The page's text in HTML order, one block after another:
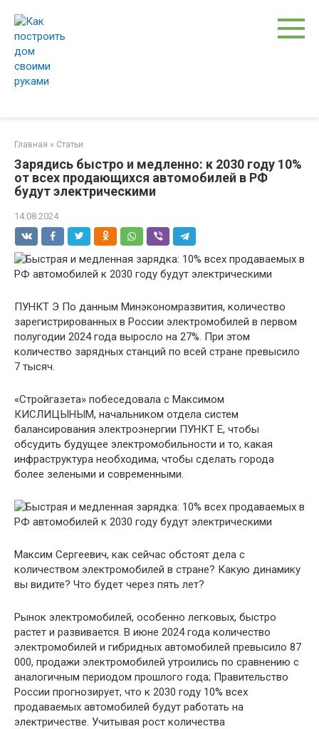
контенту
Главная » Статьи
Зарядись быстро и медленно: к 2030 году 10%
от всех продающихся автомобилей в РФ
будут электрическими
14.08.2024
ПУНКТ Э По данным Минэкономразвития, количество
зарегистрированных в России электромобилей в первом
полугодии 2024 года выросло на 27%. При этом
количество зарядных станций по всей стране превысило
7 тысяч.
«Стройгазета» побеседовала с Максимом
КИСЛИЦЫНЫМ, начальником отдела систем
балансирования электроэнергии ПУНКТ Е, чтобы
обсудить будущее электромобильности и то, какая
инфраструктура необходима, чтобы сделать города
более зелеными и современными.
Максим Сергеевич, как сейчас обстоят дела с
количеством электромобилей в стране? Какую динамику
вы видите? Что будет через пять лет?
Рынок электромобилей, особенно легковых, быстро
растет и развивается. В июне 2024 года количество
электромобилей и гибридных автомобилей превысило 87
000, продажи электромобилей утроились по сравнению с
аналогичным периодом прошлого года; Правительство
России прогнозирует, что к 2030 году 10% всех
продаваемых автомобилей будут работать на
электричестве. Учитывая рост количества